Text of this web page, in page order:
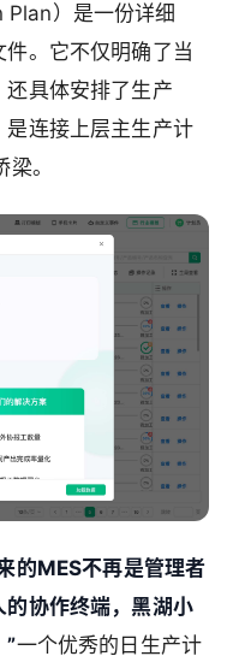
）是一份详细
。它不仅明确了当
具体安排了生产
连接上层主生产计
。
的MES不再是管理者
协作终端，黑湖小
”一个优秀的日生产计